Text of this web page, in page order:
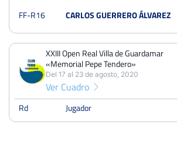
XXIII Open Real Villa de Guardamar
Tendero»
Del 17 al 23 de agosto, 2020
Octavos
Dura
FF-R16
CARLOS GUERRERO ÁLVAREZ
XXIII Open Real Villa de Guardamar
«Memorial Pepe Tendero»
Del 17 al 23 de agosto, 2020
Ver Cuadro
Rd Jugador